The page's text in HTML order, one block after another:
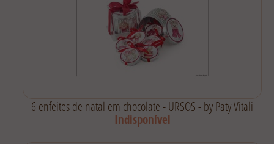
6 enfeites de natal em chocolate - URSOS - by Paty Vitali
Indisponível